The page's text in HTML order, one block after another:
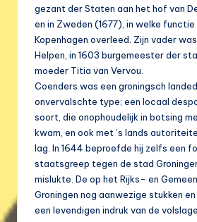
gezant der Staten aan het hof van
en in Zweden (1677), in welke functie
Kopenhagen overleed. Zijn vader
Helpen, in 1603 burgemeester der
moeder Titia van Vervou.
Coenders was een groningsch
onvervalschte type; een locaal
soort, die onophoudelijk in botsing
kwam, en ook met ’s lands
lag. In 1644 beproefde hij zelfs een
staatsgreep tegen de stad
mislukte. De op het Rijks- en
Groningen nog aanwezige stukken
een levendigen indruk van de